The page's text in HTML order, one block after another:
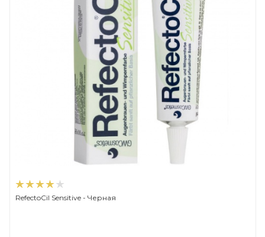
RefectoCil Sensitive - Черная